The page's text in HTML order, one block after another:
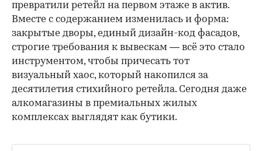
превратили ретейл на первом этаже в актив.
Вместе с содержанием изменилась и форма:
закрытые дворы, единый дизайн-код фасадов,
строгие требования к вывескам — всё это стало
инструментом, чтобы причесать тот
визуальный хаос, который накопился за
десятилетия стихийного ретейла. Сегодня даже
алкомагазины в премиальных жилых
комплексах выглядят как бутики.